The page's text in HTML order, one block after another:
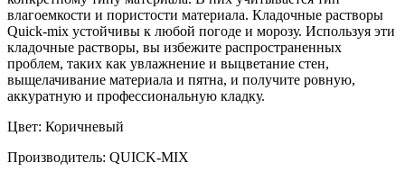
влагоемкости и пористости материала. Кладочные растворы
Quick-mix устойчивы к любой погоде и морозу. Используя эти
кладочные растворы, вы избежите распространенных
проблем, таких как увлажнение и выцветание стен,
выщелачивание материала и пятна, и получите ровную,
аккуратную и профессиональную кладку.
Цвет: Коричневый
Производитель: QUICK-MIX